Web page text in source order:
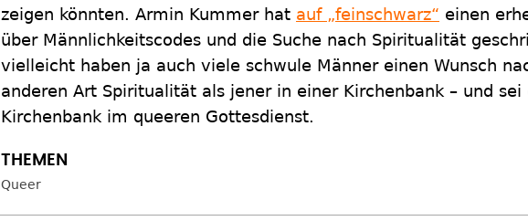
zeigen könnten. Armin Kummer hat auf „feinschwarz“ einen
über Männlichkeitscodes und die Suche nach Spiritualität
vielleicht haben ja auch viele schwule Männer einen Wunsch
anderen Art Spiritualität als jener in einer Kirchenbank – und sei
Kirchenbank im queeren Gottesdienst.
Queer